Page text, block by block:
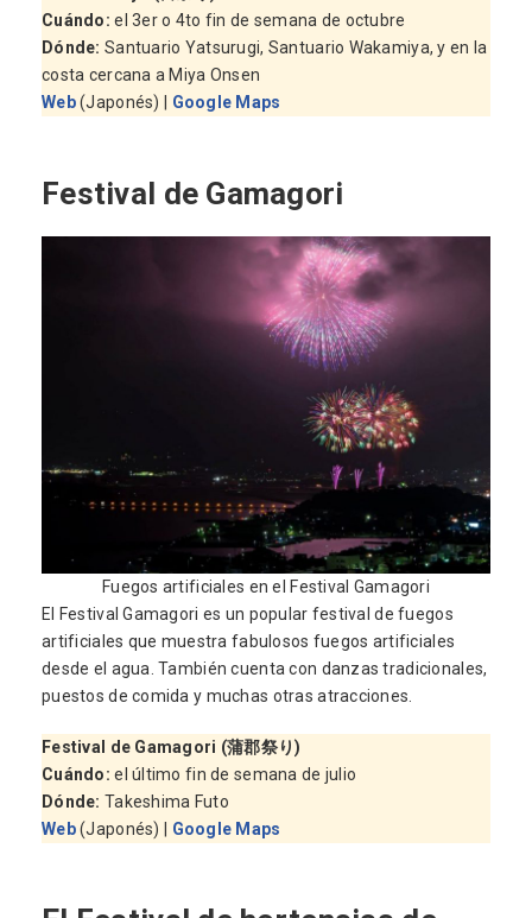
Cuándo:el 3er o 4to fin de semana de octubre
Dónde: Santuario Yatsurugi, Santuario Wakamiya, y en la
costa cercana a Miya Onsen
Web (Japonés) | Google Maps
Festival de Gamagori
Fuegos artificiales en el Festival Gamagori
El Festival Gamagori es un popular festival de fuegos
artificiales que muestra fabulosos fuegos artificiales
desde el agua. También cuenta con danzas tradicionales,
puestos de comida y muchas otras atracciones.
Festival de Gamagori (蒲郡祭り)
Cuándo:el último fin de semana de julio
Dónde: Takeshima Futo
Web (Japonés) | Google Maps